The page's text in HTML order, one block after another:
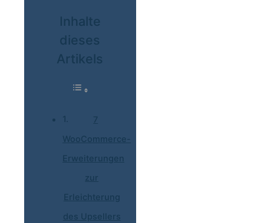
Inhalte
dieses
Artikels
7
WooCommerce-
Erweiterungen
zur
Erleichterung
des Upsellers